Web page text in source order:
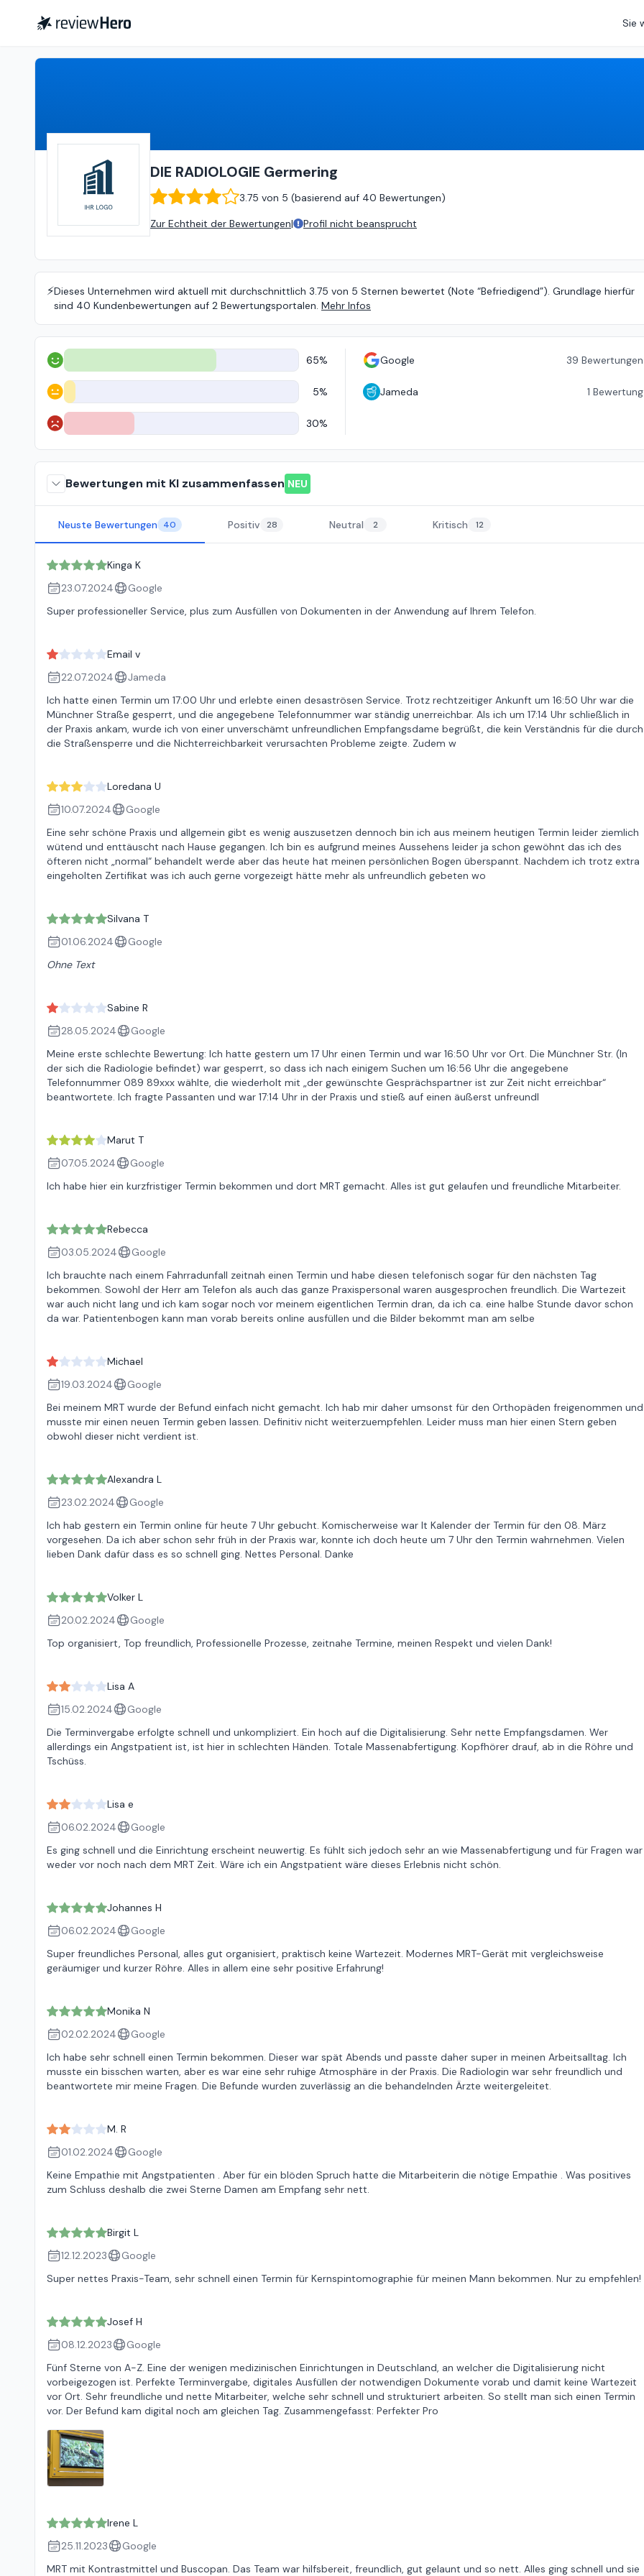
Sie
DIE RADIOLOGIE Germering
3.75 von 5 (basierend auf 40 Bewertungen)
Zur Echtheit der Bewertungen| Profil nicht beansprucht
⚡️Dieses Unternehmen wird aktuell mit durchschnittlich 3.75 von 5 Sternen bewertet (Note “Befriedigend”). Grundlage hierfür
sind 40 Kundenbewertungen auf 2 Bewertungsportalen. Mehr Infos
Positiv 65%
Neutral 5%
Negativ 30%
Google 39 Bewertungen
Jameda 1 Bewertung
Bewertungen mit KI zusammenfassen NEU
Neuste Bewertungen 40 Positiv 28 Neutral 2 Kritisch 12
Kinga K
23.07.2024
Google
Super professioneller Service, plus zum Ausfüllen von Dokumenten in der Anwendung auf Ihrem Telefon.
Email v
22.07.2024
Jameda
Ich hatte einen Termin um 17:00 Uhr und erlebte einen desaströsen Service. Trotz rechtzeitiger Ankunft um 16:50 Uhr war die
Münchner Straße gesperrt, und die angegebene Telefonnummer war ständig unerreichbar. Als ich um 17:14 Uhr schließlich in
der Praxis ankam, wurde ich von einer unverschämt unfreundlichen Empfangsdame begrüßt, die kein Verständnis für die durch
die Straßensperre und die Nichterreichbarkeit verursachten Probleme zeigte. Zudem w
Loredana U
10.07.2024
Google
Eine sehr schöne Praxis und allgemein gibt es wenig auszusetzen dennoch bin ich aus meinem heutigen Termin leider ziemlich
wütend und enttäuscht nach Hause gegangen. Ich bin es aufgrund meines Aussehens leider ja schon gewöhnt das ich des
öfteren nicht „normal“ behandelt werde aber das heute hat meinen persönlichen Bogen überspannt. Nachdem ich trotz extra
eingeholten Zertifikat was ich auch gerne vorgezeigt hätte mehr als unfreundlich gebeten wo
Silvana T
01.06.2024
Google
Ohne Text
Sabine R
28.05.2024
Google
Meine erste schlechte Bewertung: Ich hatte gestern um 17 Uhr einen Termin und war 16:50 Uhr vor Ort. Die Münchner Str. (In
der sich die Radiologie befindet) war gesperrt, so dass ich nach einigem Suchen um 16:56 Uhr die angegebene
Telefonnummer 089 89xxx wählte, die wiederholt mit „der gewünschte Gesprächspartner ist zur Zeit nicht erreichbar“
beantwortete. Ich fragte Passanten und war 17:14 Uhr in der Praxis und stieß auf einen äußerst unfreundl
Marut T
07.05.2024
Google
Ich habe hier ein kurzfristiger Termin bekommen und dort MRT gemacht. Alles ist gut gelaufen und freundliche Mitarbeiter.
Rebecca
03.05.2024
Google
Ich brauchte nach einem Fahrradunfall zeitnah einen Termin und habe diesen telefonisch sogar für den nächsten Tag
bekommen. Sowohl der Herr am Telefon als auch das ganze Praxispersonal waren ausgesprochen freundlich. Die Wartezeit
war auch nicht lang und ich kam sogar noch vor meinem eigentlichen Termin dran, da ich ca. eine halbe Stunde davor schon
da war. Patientenbogen kann man vorab bereits online ausfüllen und die Bilder bekommt man am selbe
Michael
19.03.2024
Google
Bei meinem MRT wurde der Befund einfach nicht gemacht. Ich hab mir daher umsonst für den Orthopäden freigenommen und
musste mir einen neuen Termin geben lassen. Definitiv nicht weiterzuempfehlen. Leider muss man hier einen Stern geben
obwohl dieser nicht verdient ist.
Alexandra L
23.02.2024
Google
Ich hab gestern ein Termin online für heute 7 Uhr gebucht. Komischerweise war lt Kalender der Termin für den 08. März
vorgesehen. Da ich aber schon sehr früh in der Praxis war, konnte ich doch heute um 7 Uhr den Termin wahrnehmen. Vielen
lieben Dank dafür dass es so schnell ging. Nettes Personal. Danke
Volker L
20.02.2024
Google
Top organisiert, Top freundlich, Professionelle Prozesse, zeitnahe Termine, meinen Respekt und vielen Dank!
Lisa A
15.02.2024
Google
Die Terminvergabe erfolgte schnell und unkompliziert. Ein hoch auf die Digitalisierung. Sehr nette Empfangsdamen. Wer
allerdings ein Angstpatient ist, ist hier in schlechten Händen. Totale Massenabfertigung. Kopfhörer drauf, ab in die Röhre und
Tschüss.
Lisa e
06.02.2024
Google
Es ging schnell und die Einrichtung erscheint neuwertig. Es fühlt sich jedoch sehr an wie Massenabfertigung und für Fragen war
weder vor noch nach dem MRT Zeit. Wäre ich ein Angstpatient wäre dieses Erlebnis nicht schön.
Johannes H
06.02.2024
Google
Super freundliches Personal, alles gut organisiert, praktisch keine Wartezeit. Modernes MRT-Gerät mit vergleichsweise
geräumiger und kurzer Röhre. Alles in allem eine sehr positive Erfahrung!
Monika N
02.02.2024
Google
Ich habe sehr schnell einen Termin bekommen. Dieser war spät Abends und passte daher super in meinen Arbeitsalltag. Ich
musste ein bisschen warten, aber es war eine sehr ruhige Atmosphäre in der Praxis. Die Radiologin war sehr freundlich und
beantwortete mir meine Fragen. Die Befunde wurden zuverlässig an die behandelnden Ärzte weitergeleitet.
M. R
01.02.2024
Google
Keine Empathie mit Angstpatienten . Aber für ein blöden Spruch hatte die Mitarbeiterin die nötige Empathie . Was positives
zum Schluss deshalb die zwei Sterne Damen am Empfang sehr nett.
Birgit L
12.12.2023
Google
Super nettes Praxis-Team, sehr schnell einen Termin für Kernspintomographie für meinen Mann bekommen. Nur zu empfehlen!
Josef H
08.12.2023
Google
Fünf Sterne von A-Z. Eine der wenigen medizinischen Einrichtungen in Deutschland, an welcher die Digitalisierung nicht
vorbeigezogen ist. Perfekte Terminvergabe, digitales Ausfüllen der notwendigen Dokumente vorab und damit keine Wartezeit
vor Ort. Sehr freundliche und nette Mitarbeiter, welche sehr schnell und strukturiert arbeiten. So stellt man sich einen Termin
vor. Der Befund kam digital noch am gleichen Tag. Zusammengefasst: Perfekter Pro
Irene L
25.11.2023
Google
MRT mit Kontrastmittel und Buscopan. Das Team war hilfsbereit, freundlich, gut gelaunt und so nett. Alles ging schnell und sie